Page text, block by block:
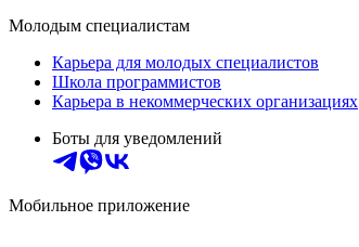
Молодым специалистам
Карьера для молодых специалистов
Школа программистов
Карьера в некоммерческих организациях
Боты для уведомлений
Мобильное приложение